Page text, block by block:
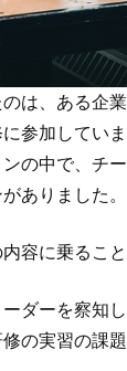
は、ある企業
参加していま
の中で、チ
ありました。
容に乗るこ
ダーを察知
の実習の課